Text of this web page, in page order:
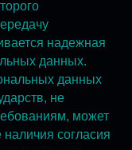
надежная
данных.
данных
не
может
наличия согласия